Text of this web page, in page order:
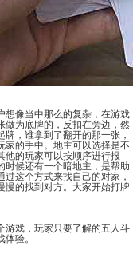
想像当中那么的复杂，在游戏
做为底牌的，反扣在旁边，然
，谁拿到了翻开的那一张，
家的手中。地主可以选择是不
他的玩家可以按顺序进行报
时候还有一个暗地主，是帮助
这个方式来找自己的对家，
慢的找到对方。大家开始打牌
游戏，玩家只要了解的五人斗
验。